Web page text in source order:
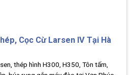
Cọc Cừ Larsen IV Tại Hà
thép hình H300, H350, Tôn tấm,